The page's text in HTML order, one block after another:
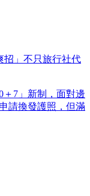
招」不只旅行社代
＋7」新制，面對邊
請換發護照，但滿